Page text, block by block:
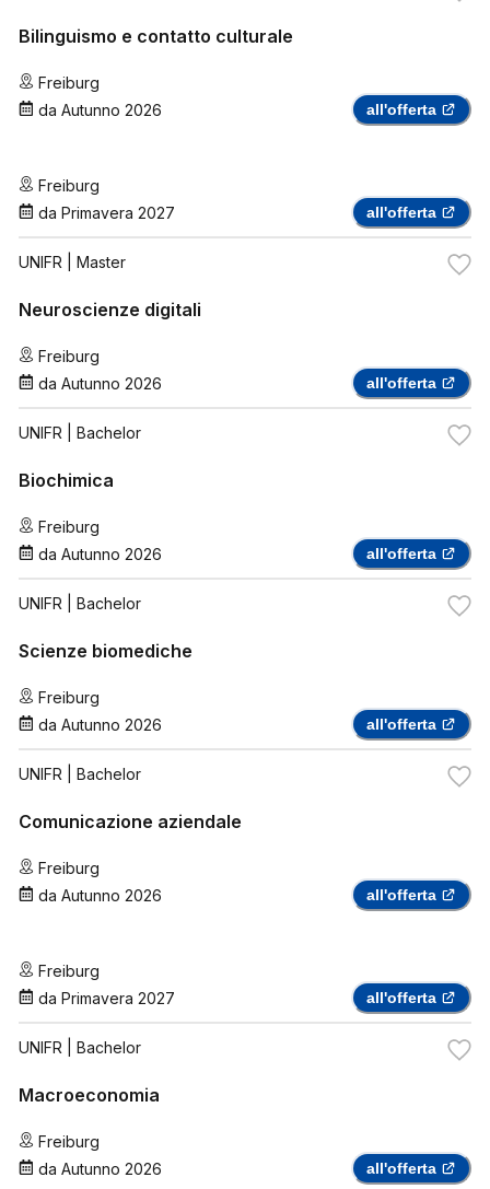
Bilinguismo e contatto culturale
Freiburg
da Autunno 2026 all'offerta
Freiburg
da Primavera 2027 all'offerta
UNIFR | Master
Neuroscienze digitali
Freiburg
da Autunno 2026 all'offerta
UNIFR | Bachelor
Biochimica
Freiburg
da Autunno 2026 all'offerta
UNIFR | Bachelor
Scienze biomediche
Freiburg
da Autunno 2026 all'offerta
UNIFR | Bachelor
Comunicazione aziendale
Freiburg
da Autunno 2026 all'offerta
Freiburg
da Primavera 2027 all'offerta
UNIFR | Bachelor
Macroeconomia
Freiburg
da Autunno 2026 all'offerta